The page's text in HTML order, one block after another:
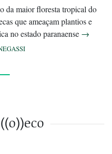
da maior floresta tropical do
que ameaçam plantios e
no estado paranaense →